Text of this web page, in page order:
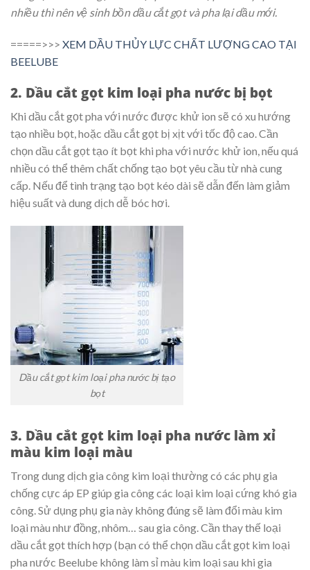
nhiều thì nên vệ sinh bồn dầu cắt gọt và pha lại dầu mới.
=====>>> XEM DẦU THỦY LỰC CHẤT LƯỢNG CAO TẠI
BEELUBE
2. Dầu cắt gọt kim loại pha nước bị bọt
Khi dầu cắt gọt pha với nước được khử ion sẽ có xu hướng
tạo nhiều bọt, hoặc dầu cắt gọt bị xịt với tốc độ cao. Cần
chọn dầu cắt gọt tạo ít bọt khi pha với nước khử ion, nếu quá
nhiều có thể thêm chất chống tạo bọt yêu cầu từ nhà cung
cấp. Nếu để tình trạng tạo bọt kéo dài sẽ dẫn đến làm giảm
hiệu suất và dung dịch dễ bóc hơi.
Dầu cắt gọt kim loại pha nước bị tạo
bọt
3. Dầu cắt gọt kim loại pha nước làm xỉ
màu kim loại màu
Trong dung dịch gia công kim loại thường có các phụ gia
chống cực áp EP giúp gia công các loại kim loại cứng khó gia
công. Sử dụng phụ gia này không đúng sẽ làm đổi màu kim
loại màu như đồng, nhôm… sau gia công. Cần thay thế loại
dầu cắt gọt thích hợp (bạn có thể chọn dầu cắt gọt kim loại
pha nước Beelube không làm sỉ màu kim loại sau khi gia